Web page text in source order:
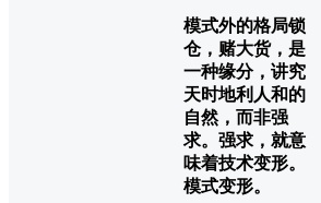
模式外的格局锁
仓，赌大货，是
一种缘分，讲究
天时地利人和的
自然，而非强
求。强求，就意
味着技术变形。
模式变形。